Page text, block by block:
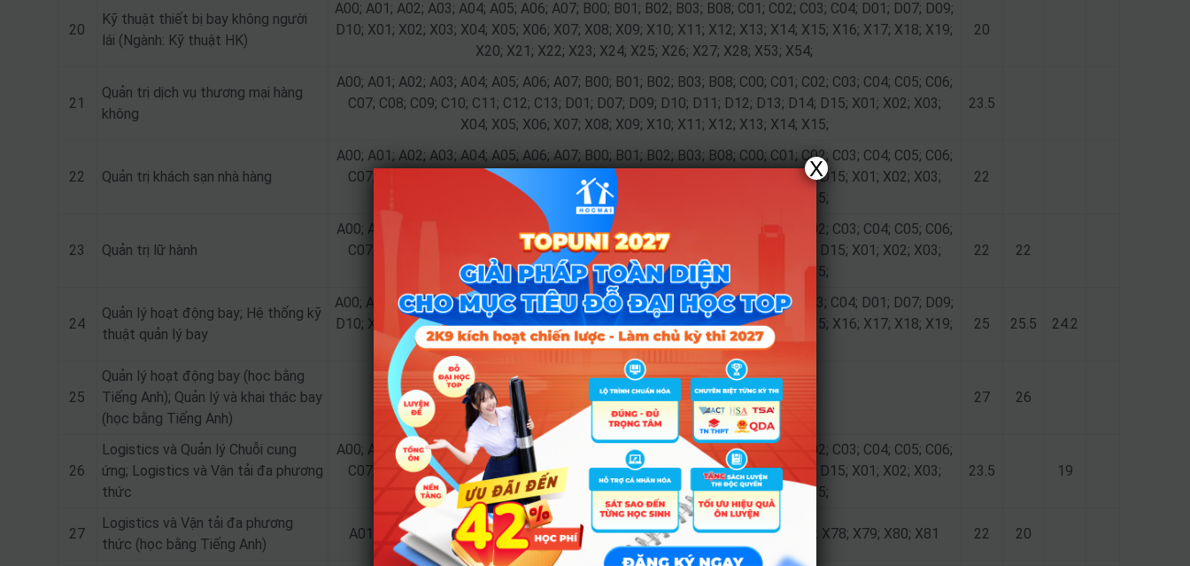
20
Kỹ thuật thiết bị bay không người
lái (Ngành: Kỹ thuật HK)
A00; A01; A02; A03; A04; A05; A06; A07; B00; B01; B02; B03; B08; C01; C02; C03; C04; D01; D07; D09;
D10; X01; X02; X03; X04; X05; X06; X07; X08; X09; X10; X11; X12; X13; X14; X15; X16; X17; X18; X19;
X20; X21; X22; X23; X24; X25; X26; X27; X28; X53; X54;
20
21
Quản trị dịch vụ thương mại hàng
không
A00; A01; A02; A03; A04; A05; A06; A07; B00; B01; B02; B03; B08; C00; C01; C02; C03; C04; C05; C06;
C07; C08; C09; C10; C11; C12; C13; D01; D07; D09; D10; D11; D12; D13; D14; D15; X01; X02; X03;
X04; X05; X06; X07; X08; X09; X10; X11; X12; X13; X14; X15;
23.5
22 Quản trị khách sạn nhà hàng
A00; A01; A02; A03; A04; A05; A06; A07; B00; B01; B02; B03; B08; C00; C01; C02; C03; C04; C05; C06;
C07; C08; C09; C10; C11; C12; C13; D01; D07; D09; D10; D11; D12; D13; D14; D15; X01; X02; X03;
X04; X05; X06; X07; X08; X09; X10; X11; X12; X13; X14; X15;
22
23 Quản trị lữ hành
A00; A01; A02; A03; A04; A05; A06; A07; B00; B01; B02; B03; B08; C00; C01; C02; C03; C04; C05; C06;
C07; C08; C09; C10; C11; C12; C13; D01; D07; D09; D10; D11; D12; D13; D14; D15; X01; X02; X03;
X04; X05; X06; X07; X08; X09; X10; X11; X12; X13; X14; X15;
22 22
24
Quản lý hoạt động bay; Hệ thống kỹ
thuật quản lý bay
A00; A01; A02; A03; A04; A05; A06; A07; B00; B01; B02; B03; B08; C01; C02; C03; C04; D01; D07; D09;
D10; X01; X02; X03; X04; X05; X06; X07; X08; X09; X10; X11; X12; X13; X14; X15; X16; X17; X18; X19;
X20; X21; X22; X23; X24; X25; X26; X27; X28; X53; X54;
25 25.5 24.2
25
Quản lý hoạt động bay (học bằng
Tiếng Anh); Quản lý và khai thác bay
(học bằng Tiếng Anh)
A01; B08; D01; D07; D09; D10; X25; X26; X27; X28 27 26
26
Logistics và Quản lý Chuỗi cung
ứng; Logistics và Vận tải đa phương
thức
A00; A01; A02; A03; A04; A05; A06; A07; B00; B01; B02; B03; B08; C00; C01; C02; C03; C04; C05; C06;
C07; C08; C09; C10; C11; C12; C13; D01; D07; D09; D10; D11; D12; D13; D14; D15; X01; X02; X03;
X04; X05; X06; X07; X08; X09; X10; X11; X12; X13; X14; X15;
23.5 19
27
Logistics và Vận tải đa phương
thức (học bằng Tiếng Anh)
A01; B08; D01; D07; D09; D10; D11; D12; D13; D14; D15; X25; X26; X27; X28; X78; X79; X80; X81 22 20
X